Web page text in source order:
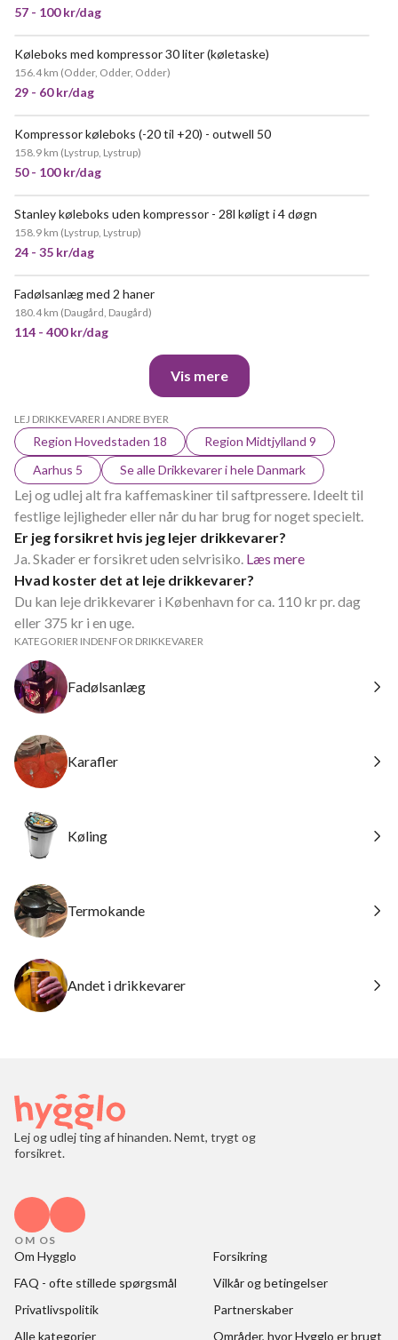
57 - 100 kr/dag
Køleboks med kompressor 30 liter (køletaske)
156.4 km (Odder, Odder, Odder)
29 - 60 kr/dag
Kompressor køleboks (-20 til +20) - outwell 50
158.9 km (Lystrup, Lystrup)
50 - 100 kr/dag
Stanley køleboks uden kompressor - 28l køligt i 4 døgn
158.9 km (Lystrup, Lystrup)
24 - 35 kr/dag
Fadølsanlæg med 2 haner
180.4 km (Daugård, Daugård)
114 - 400 kr/dag
Vis mere
LEJ DRIKKEVARER I ANDRE BYER
Region Hovedstaden 18
Region Midtjylland 9
Aarhus 5
Se alle Drikkevarer i hele Danmark
Lej og udlej alt fra kaffemaskiner til saftpressere. Ideelt til
festlige lejligheder eller når du har brug for noget specielt.
Er jeg forsikret hvis jeg lejer drikkevarer?
Ja. Skader er forsikret uden selvrisiko. Læs mere
Hvad koster det at leje drikkevarer?
Du kan leje drikkevarer i København for ca. 110 kr pr. dag
eller 375 kr i en uge.
KATEGORIER INDENFOR DRIKKEVARER
Fadølsanlæg
Karafler
Køling
Termokande
Andet i drikkevarer
Lej og udlej ting af hinanden. Nemt, trygt og
forsikret.
OM OS
Om Hygglo
Forsikring
FAQ - ofte stillede spørgsmål
Vilkår og betingelser
Privatlivspolitik
Partnerskaber
Alle kategorier
Områder, hvor Hygglo er brugt